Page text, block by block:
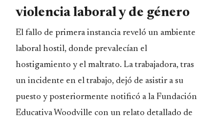
violencia laboral y de género
El fallo de primera instancia reveló un ambiente
laboral hostil, donde prevalecían el
hostigamiento y el maltrato. La trabajadora, tras
un incidente en el trabajo, dejó de asistir a su
puesto y posteriormente notificó a la Fundación
Educativa Woodville con un relato detallado de